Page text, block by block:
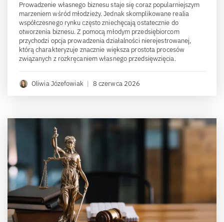
Prowadzenie własnego biznesu staje się coraz popularniejszym
marzeniem wśród młodzieży. Jednak skomplikowane realia
współczesnego rynku często zniechęcają ostatecznie do
otworzenia biznesu. Z pomocą młodym przedsiębiorcom
przychodzi opcja prowadzenia działalności nierejestrowanej,
którą charakteryzuje znacznie większa prostota procesów
związanych z rozkręcaniem własnego przedsięwzięcia.
Oliwia Józefowiak | 8 czerwca 2026